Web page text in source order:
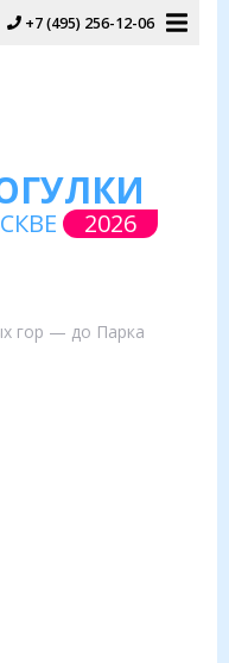
+7 (495) 256-12-06
2026
гор — до Парка